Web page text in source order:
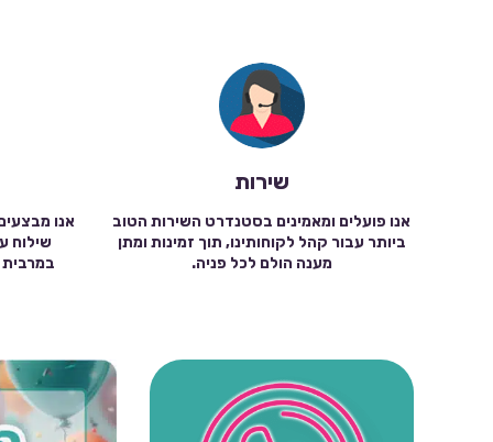
שירות
אנו פועלים ומאמינים בסטנדרט השירות הטוב
ביותר עבור קהל לקוחותינו, תוך זמינות ומתן
מענה הולם לכל פניה.
אנו